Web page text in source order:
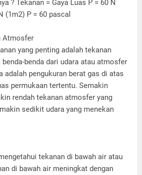
? Tekanan = Gaya Luas P = 60 N
(1m2) P = 60 pascal
Atmosfer
yang penting adalah tekanan
benda dari udara atau atmosfer
adalah pengukuran berat gas di atas
permukaan tertentu. Semakin
rendah tekanan atmosfer yang
sedikit udara yang menekan
tekanan di bawah air atau
di bawah air meningkat dengan